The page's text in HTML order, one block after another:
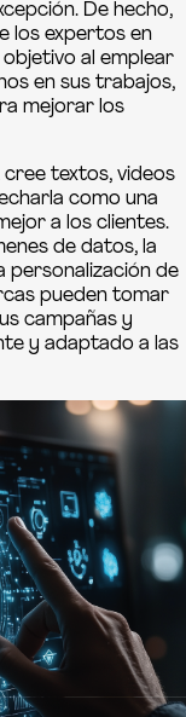
De hecho,
los expertos en
al emplear
en sus trabajos,
mejorar los
cree textos, videos
como una
a los clientes.
de datos, la
personalización de
pueden tomar
campañas y
y adaptado a las